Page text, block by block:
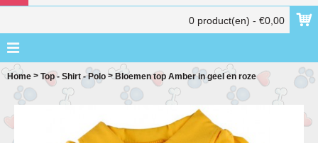
0 product(en) - €0,00
Home > Top - Shirt - Polo > Bloemen top Amber in geel en roze